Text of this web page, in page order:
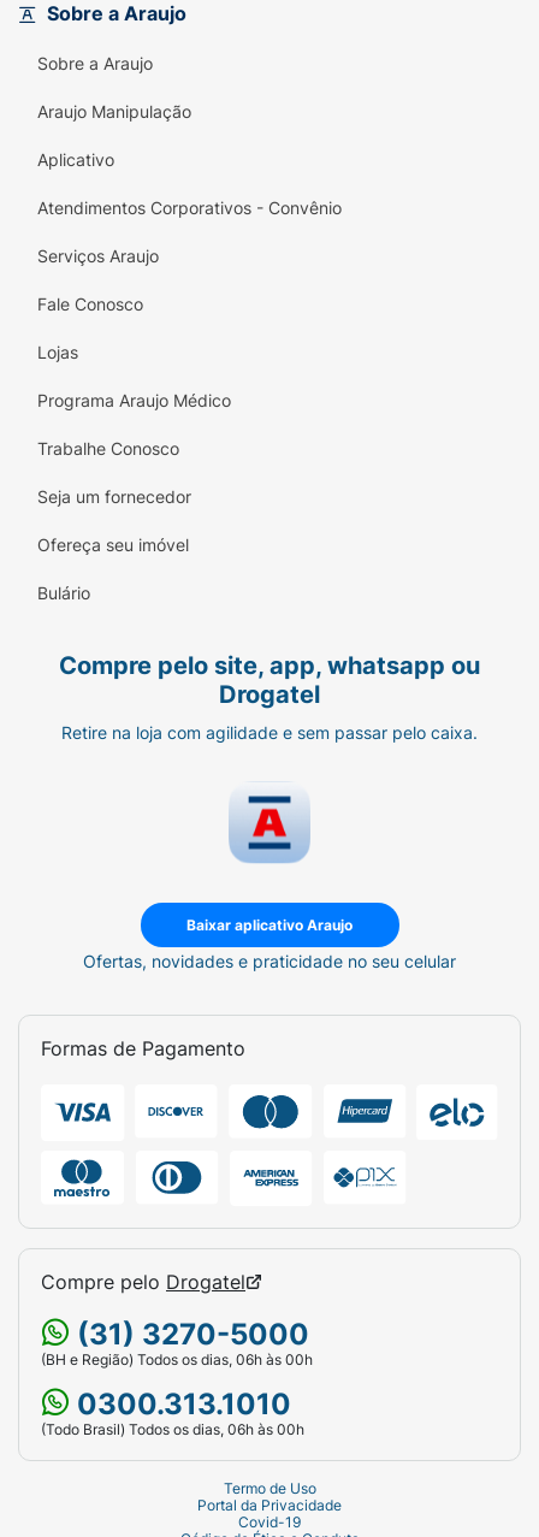
Sobre a Araujo
Sobre a Araujo
Araujo Manipulação
Aplicativo
Atendimentos Corporativos - Convênio
Serviços Araujo
Fale Conosco
Lojas
Programa Araujo Médico
Trabalhe Conosco
Seja um fornecedor
Ofereça seu imóvel
Bulário
Compre pelo site, app, whatsapp ou
Drogatel
Retire na loja com agilidade e sem passar pelo caixa.
Baixar aplicativo Araujo
Ofertas, novidades e praticidade no seu celular
Formas de Pagamento
Compre pelo Drogatel
(31) 3270-5000
(BH e Região) Todos os dias, 06h às 00h
0300.313.1010
(Todo Brasil) Todos os dias, 06h às 00h
Termo de Uso
Portal da Privacidade
Covid-19